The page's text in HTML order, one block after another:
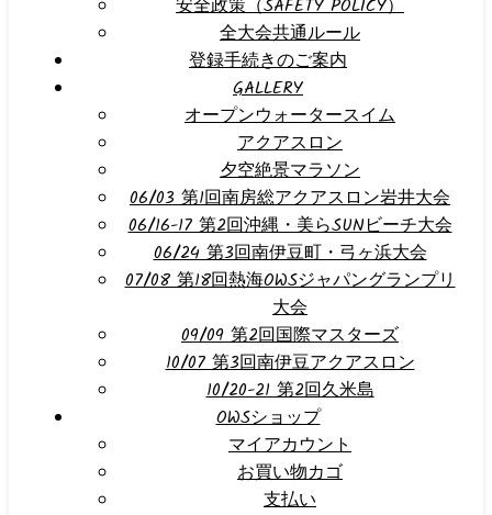
安全政策（SAFETY POLICY）
全大会共通ルール
登録手続きのご案内
GALLERY
オープンウォータースイム
アクアスロン
夕空絶景マラソン
06/03 第1回南房総アクアスロン岩井大会
06/16-17 第2回沖縄・美らSUNビーチ大会
06/24 第3回南伊豆町・弓ヶ浜大会
07/08 第18回熱海OWSジャパングランプリ
大会
09/09 第2回国際マスターズ
10/07 第3回南伊豆アクアスロン
10/20-21 第2回久米島
OWSショップ
マイアカウント
お買い物カゴ
支払い